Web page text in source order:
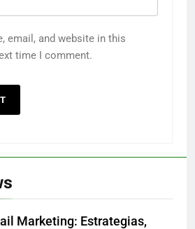
email, and website in this
time I comment.
Marketing: Estrategias,